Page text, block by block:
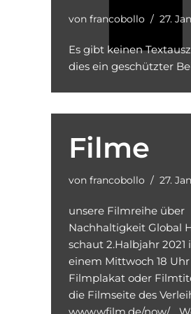
von francobollo 27.
Es gibt keinen
dies ein geschützter
Filme
von francobollo 27.
unsere Filmreihe über
Nachhaltigkeit Global
schaut 2.Halbjahr
einem Mittwoch 18
Filmplakat oder
die Filmseite des